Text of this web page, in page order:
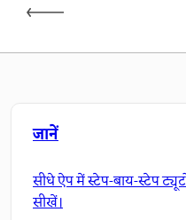
जानें
सीधे ऐप में स्टेप-बाय-स्टेप
सीखें।